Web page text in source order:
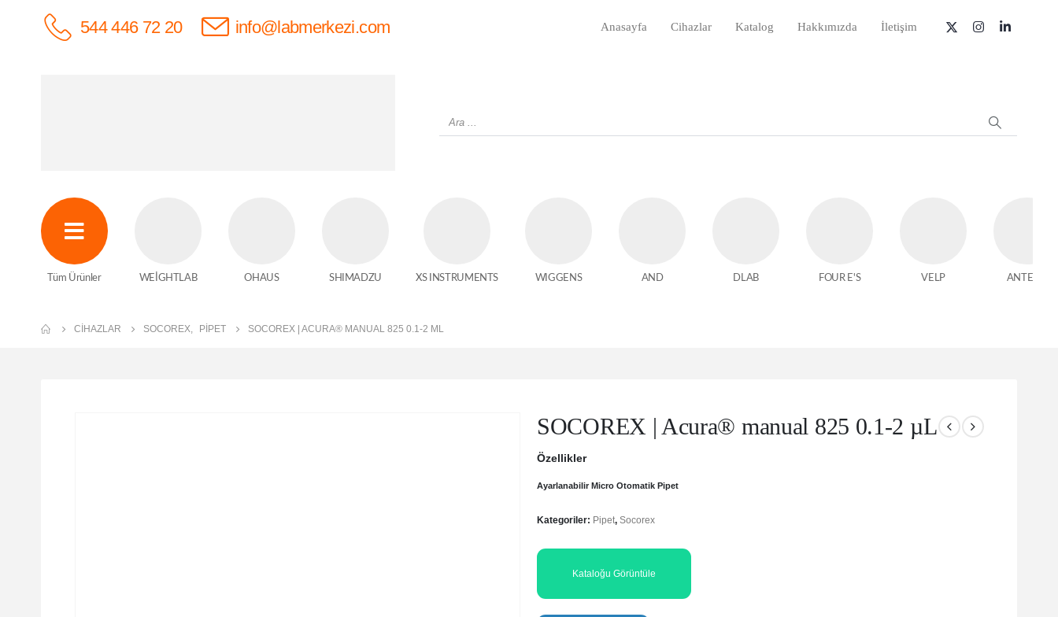
info@labmerkezi.com
544 446 72 20 Anasayfa Cihazlar Katalog Hakkımızda İletişim
Tüm Ürünler WEİGHTLAB OHAUS SHIMADZU XS INSTRUMENTS WIGGENS AND DLAB FOUR E'S VELP ANTECH
CIHAZLAR SOCOREX PIPET SOCOREX | ACURA® MANUAL 825 0.1-2 ΜL
SOCOREX | Acura® manual 825 0.1-2 µL
Özellikler
Ayarlanabilir Micro Otomatik Pipet
Kategoriler: Pipet, Socorex
Kataloğu Görüntüle